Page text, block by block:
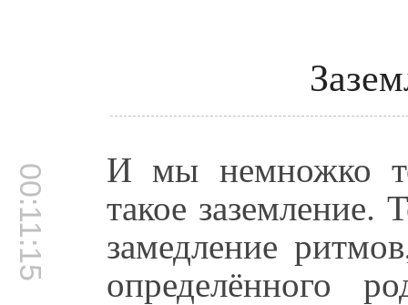
00:11:15 И мы немножко
такое заземление.
замедление
определённого